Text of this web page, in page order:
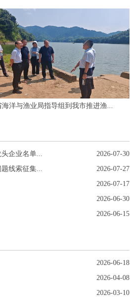
海洋与渔业局指导组到我市推进渔...
企业名单...
2026-07-30
线索征集...
2026-07-27
2026-07-17
2026-06-30
2026-06-15
2026-06-18
2026-04-08
2026-03-10